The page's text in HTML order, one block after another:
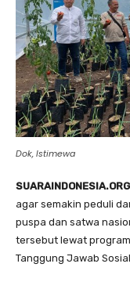
Dok, Istimewa
agar semakin peduli
puspa dan satwa
tersebut lewat
Tanggung Jawab